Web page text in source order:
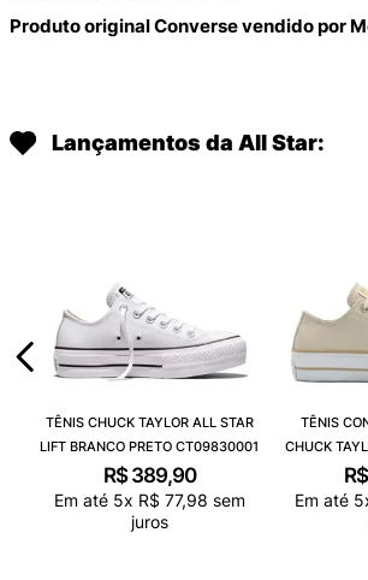
Produto original Converse vendido por
Lançamentos da All Star:
TÊNIS CHUCK TAYLOR ALL STAR
LIFT BRANCO PRETO CT09830001
R$ 389,90
Em até 5x R$ 77,98 sem
juros
TÊNIS
CHUCK
CLAROR$
Em até 5